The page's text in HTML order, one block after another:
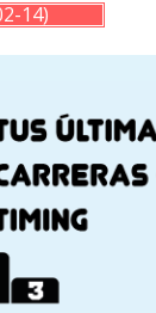
14)